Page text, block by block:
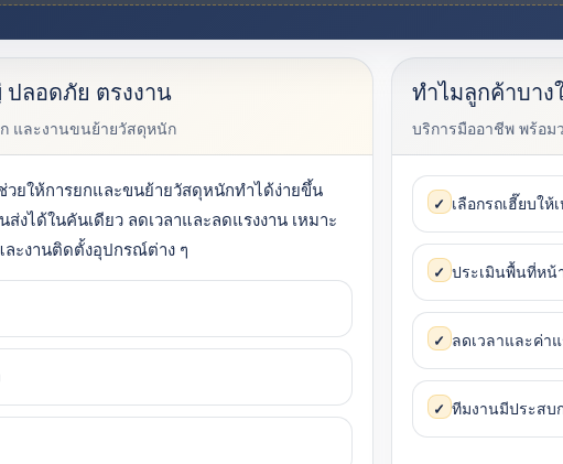
ปลอดภัย ตรงงาน
ก และงานขนย้ายวัสดุหนัก
วยให้การยกและขนย้ายวัสดุหนักทำได้ง่ายขึ้น
งได้ในคันเดียว ลดเวลาและลดแรงงาน เหมาะ
ละงานติดตั้งอุปกรณ์ต่าง ๆ
ทำไมลูกค้าบาง
บริการมืออาชีพ พร้อม
✓ เลือกรถเฮี๊ยบให้
✓ ประเมินพื้นที่หน้
✓ ลดเวลาและค่า
✓ ทีมงานมีประสบ